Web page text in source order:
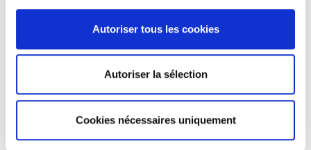
Autoriser tous les cookies
Autoriser la sélection
Cookies nécessaires uniquement
Les nouvelles relations internationales
Pratiques et théories